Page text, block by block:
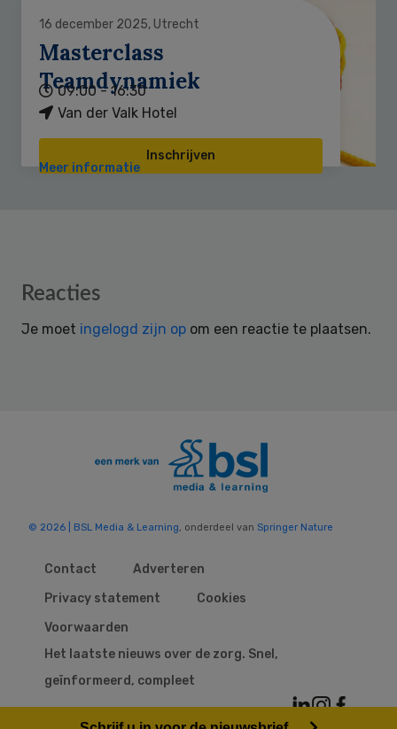
16 december 2025, Utrecht
Masterclass
Teamdynamiek
09:00 - 16:30
Van der Valk Hotel
Inschrijven
Meer informatie
Reader
Reacties
Je moet ingelogd zijn op om een reactie te plaatsen.
© 2026 | BSL Media & Learning , onderdeel van Springer Nature
Contact
Adverteren
Privacy statement
Cookies
Voorwaarden
Het laatste nieuws over de zorg. Snel,
geïnformeerd, compleet